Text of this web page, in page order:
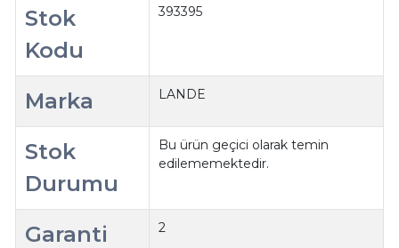
Stok
Kodu
393395
Marka LANDE
Stok
Durumu
Bu ürün geçici olarak temin
edilememektedir.
Garanti
2